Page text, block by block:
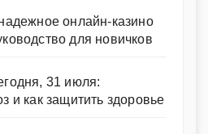
онлайн-казино
для новичков
31 июля:
и как защитить здоровье